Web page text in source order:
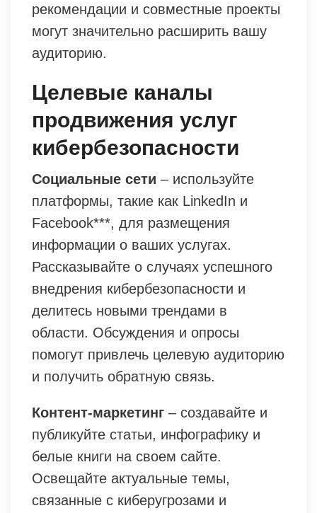
рекомендации и совместные проекты
могут значительно расширить вашу
аудиторию.
Целевые каналы
продвижения услуг
кибербезопасности
Социальные сети – используйте
платформы, такие как LinkedIn и
Facebook***, для размещения
информации о ваших услугах.
Рассказывайте о случаях успешного
внедрения кибербезопасности и
делитесь новыми трендами в
области. Обсуждения и опросы
помогут привлечь целевую аудиторию
и получить обратную связь.
Контент-маркетинг – создавайте и
публикуйте статьи, инфографику и
белые книги на своем сайте.
Освещайте актуальные темы,
связанные с киберугрозами и